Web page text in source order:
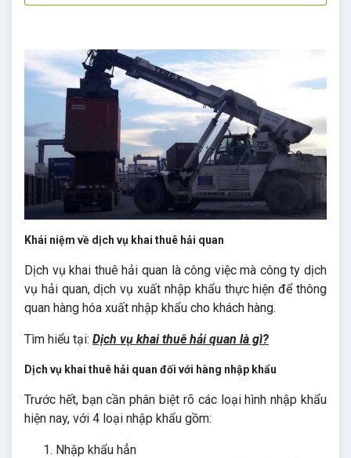
Khái niệm về dịch vụ khai thuê hải quan
Dịch vụ khai thuê hải quan là công việc mà công ty dịch
vụ hải quan, dịch vụ xuất nhập khẩu thực hiện để thông
quan hàng hóa xuất nhập khẩu cho khách hàng.
Tìm hiểu tại: Dịch vụ khai thuê hải quan là gì?
Dịch vụ khai thuê hải quan đối với hàng nhập khẩu
Trước hết, bạn cần phân biệt rõ các loại hình nhập khẩu
hiện nay, với 4 loại nhập khẩu gồm:
Nhập khẩu hẳn